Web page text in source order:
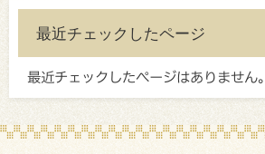
最近チェックしたページ
最近チェックしたページはありません。